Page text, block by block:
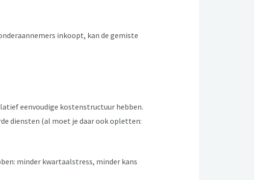
inkoopt, kan de gemiste
eenvoudige kostenstructuur hebben.
diensten (al moet je daar ook opletten:
minder kwartaalstress, minder kans